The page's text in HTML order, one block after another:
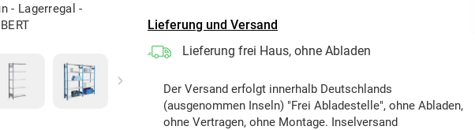
- Lagerregal -
Next
Lieferung und Versand
Lieferung frei Haus, ohne Abladen
Der Versand erfolgt innerhalb Deutschlands
(ausgenommen Inseln) "Frei Abladestelle", ohne Abladen,
ohne Vertragen, ohne Montage. Inselversand